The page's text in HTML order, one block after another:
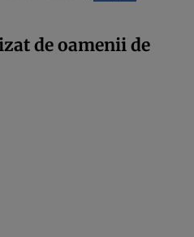
de oamenii de